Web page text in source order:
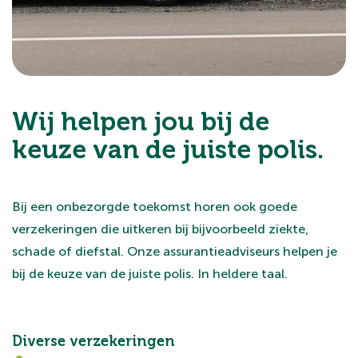
Bijzonderheden
getransformeerd/herbouwd in 2018/2019;
- Verwarming: stadsverwarming;
- Energie: 14 zonnepanelen en thuisbatterij
(eigendom);
laadpaal voor elektrische voertuigen;
- Screens aanwezig voor zonwering van het glazen
dak.
voor een bezichtiging.
Wij helpen jou bij de
keuze van de juiste polis.
Bij een onbezorgde toekomst horen ook goede
verzekeringen die uitkeren bij bijvoorbeeld ziekte,
schade of diefstal. Onze assurantieadviseurs helpen je
bij de keuze van de juiste polis. In heldere taal.
Diverse verzekeringen